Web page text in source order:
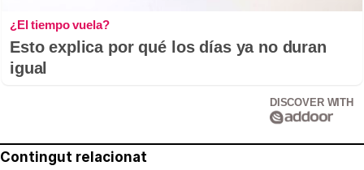
¿El tiempo vuela?
Esto explica por qué los días ya no duran
igual
DISCOVER WITH
Contingut relacionat